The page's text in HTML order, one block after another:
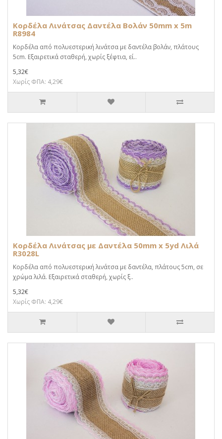
Κορδέλα Λινάτσας Δαντέλα Βολάν 50mm x 5m
R8984
Κορδέλα από πολυεστερική λινάτσα με δαντέλα βολάν, πλάτους
5cm. Εξαιρετικά σταθερή, χωρίς ξέφτια, εί..
5,32€
Χωρίς ΦΠΑ: 4,29€
Κορδέλα Λινάτσας με Δαντέλα 50mm x 5yd Λιλά
R3028L
Κορδέλα από πολυεστερική λινάτσα με δαντέλα, πλάτους 5cm, σε
χρώμα λιλά. Εξαιρετικά σταθερή, χωρίς ξ..
5,32€
Χωρίς ΦΠΑ: 4,29€